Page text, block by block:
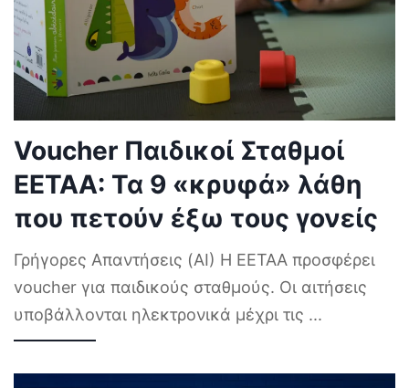
Voucher Παιδικοί Σταθμοί
ΕΕΤΑΑ: Τα 9 «κρυφά» λάθη
που πετούν έξω τους γονείς
Γρήγορες Απαντήσεις (AI) Η ΕΕΤΑΑ προσφέρει
voucher για παιδικούς σταθμούς. Οι αιτήσεις
υποβάλλονται ηλεκτρονικά μέχρι τις ...